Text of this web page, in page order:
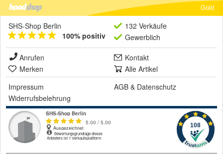
Gold
SHS-Shop Berlin
100% positiv
132 Verkäufe
Gewerblich
Anrufen
Kontakt
Merken
Alle Artikel
Impressum
AGB & Datenschutz
Widerrufsbelehrung